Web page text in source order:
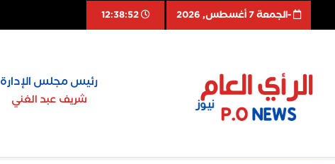
-الجمعة 7 أغسطس, 2026 12:38:53
رئيس مجلس الإدارة
شريف عبد الغني